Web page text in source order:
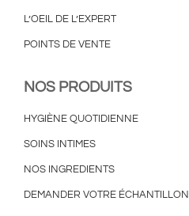
L’OEIL DE L’EXPERT
POINTS DE VENTE
NOS PRODUITS
HYGIÈNE QUOTIDIENNE
SOINS INTIMES
NOS INGREDIENTS
DEMANDER VOTRE ÉCHANTILLON